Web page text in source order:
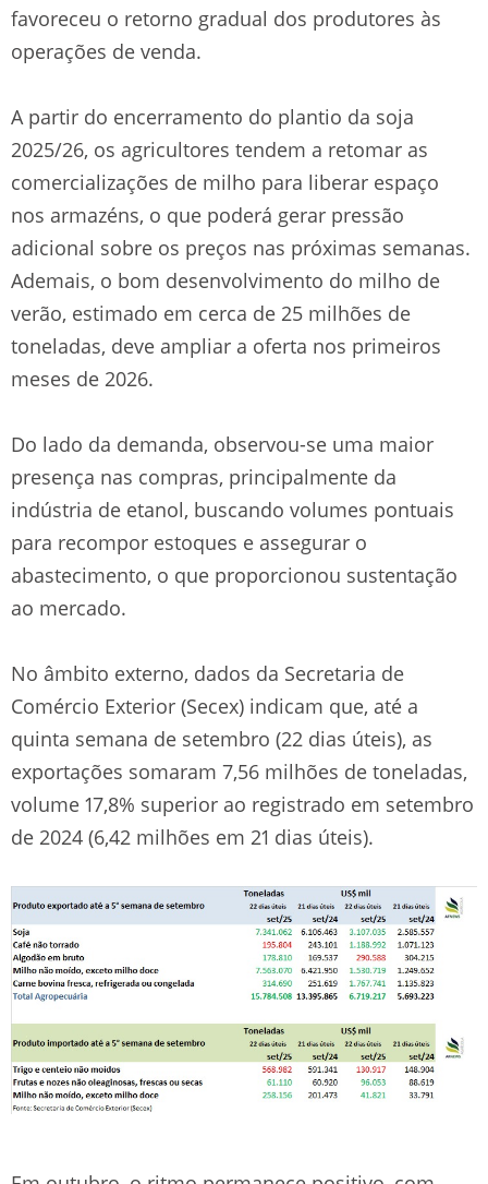
favoreceu o retorno gradual dos produtores às
operações de venda.
A partir do encerramento do plantio da soja
2025/26, os agricultores tendem a retomar as
comercializações de milho para liberar espaço
nos armazéns, o que poderá gerar pressão
adicional sobre os preços nas próximas semanas.
Ademais, o bom desenvolvimento do milho de
verão, estimado em cerca de 25 milhões de
toneladas, deve ampliar a oferta nos primeiros
meses de 2026.
Do lado da demanda, observou-se uma maior
presença nas compras, principalmente da
indústria de etanol, buscando volumes pontuais
para recompor estoques e assegurar o
abastecimento, o que proporcionou sustentação
ao mercado.
No âmbito externo, dados da Secretaria de
Comércio Exterior (Secex) indicam que, até a
quinta semana de setembro (22 dias úteis), as
exportações somaram 7,56 milhões de toneladas,
volume 17,8% superior ao registrado em setembro
de 2024 (6,42 milhões em 21 dias úteis).